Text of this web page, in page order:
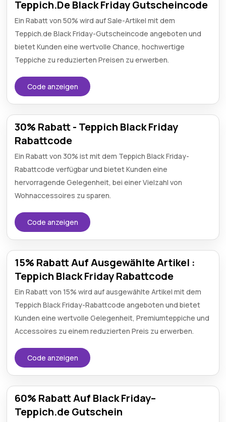
Teppich.De Black Friday Gutscheincode
Ein Rabatt von 50% wird auf Sale-Artikel mit dem
Teppich.de Black Friday-Gutscheincode angeboten und
bietet Kunden eine wertvolle Chance, hochwertige
Teppiche zu reduzierten Preisen zu erwerben.
Code anzeigen
30% Rabatt - Teppich Black Friday
Rabattcode
Ein Rabatt von 30% ist mit dem Teppich Black Friday-
Rabattcode verfügbar und bietet Kunden eine
hervorragende Gelegenheit, bei einer Vielzahl von
Wohnaccessoires zu sparen.
Code anzeigen
15% Rabatt Auf Ausgewählte Artikel :
Teppich Black Friday Rabattcode
Ein Rabatt von 15% wird auf ausgewählte Artikel mit dem
Teppich Black Friday-Rabattcode angeboten und bietet
Kunden eine wertvolle Gelegenheit, Premiumteppiche und
Accessoires zu einem reduzierten Preis zu erwerben.
Code anzeigen
60% Rabatt Auf Black Friday–
Teppich.de Gutschein